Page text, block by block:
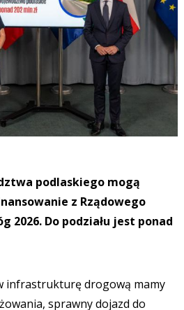
podlaskiego mogą
z Rządowego
2026. Do podziału jest ponad
infrastrukturę drogową mamy
sprawny dojazd do